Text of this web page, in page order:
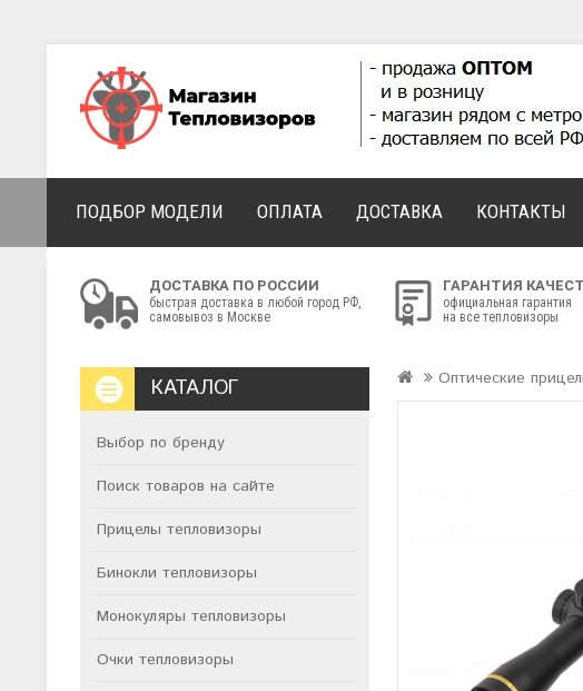
ПОДБОР МОДЕЛИ ОПЛАТА ДОСТАВКА КОНТАКТЫ
ДОСТАВКА ПО РОССИИ
быстрая доставка в любой город РФ,
самовывоз в Москве
ГАРАНТИЯ
официальная гарантия
на все тепловизоры
КАТАЛОГ
Выбор по бренду
Поиск товаров на сайте
Прицелы тепловизоры
Бинокли тепловизоры
Монокуляры тепловизоры
Очки тепловизоры
Оптические